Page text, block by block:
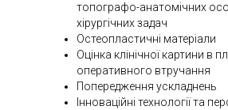
топографо-анатомічних
хірургічних задач
Остеопластичні матеріали
Оцінка клінічної картини в
оперативного втручання
Попередження ускладнень
Інноваційні технології та